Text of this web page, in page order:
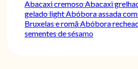
Abacaxi cremosoAbacaxi
gelado lightAbóbora assada
Bruxelas e romãAbóbora
sementes de sésamo